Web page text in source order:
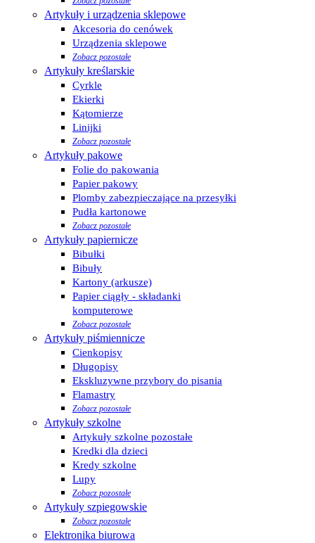
Artykuły i urządzenia sklepowe
Akcesoria do cenówek
Urządzenia sklepowe
Zobacz pozostałe
Artykuły kreślarskie
Cyrkle
Ekierki
Kątomierze
Linijki
Zobacz pozostałe
Artykuły pakowe
Folie do pakowania
Papier pakowy
Plomby zabezpieczające na przesyłki
Pudła kartonowe
Zobacz pozostałe
Artykuły papiernicze
Bibułki
Bibuły
Kartony (arkusze)
Papier ciągły - składanki
komputerowe
Zobacz pozostałe
Artykuły piśmiennicze
Cienkopisy
Długopisy
Ekskluzywne przybory do pisania
Flamastry
Zobacz pozostałe
Artykuły szkolne
Artykuły szkolne pozostałe
Kredki dla dzieci
Kredy szkolne
Lupy
Zobacz pozostałe
Artykuły szpiegowskie
Zobacz pozostałe
Elektronika biurowa